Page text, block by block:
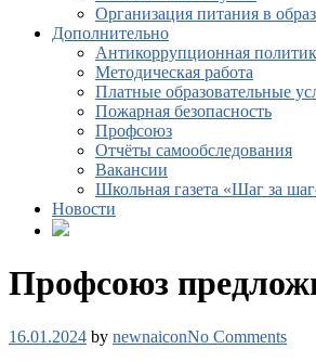
Организация питания в
Дополнительно
Антикоррупционная
Методическая работа
Платные образовательные
Пожарная безопасность
Профсоюз
Отчёты самообследования
Вакансии
Школьная газета «Шаг за
Новости
Профсоюз
16.01.2024 by newnaiconNo Comments